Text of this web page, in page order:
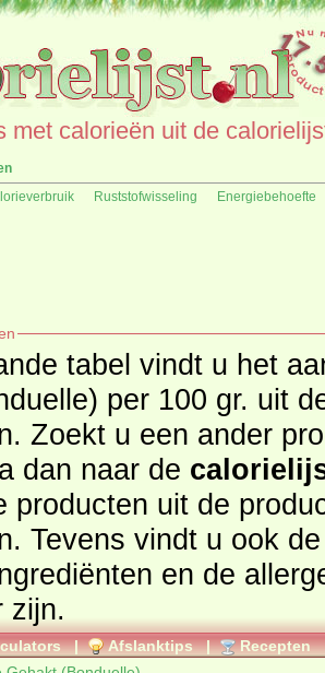
met calorieën uit de
Ruststofwisseling Energiebehoefte
tabel vindt u het
100 gr. uit de productgroep groente en
Zoekt u een ander
dan naar de
producten uit de
. Tevens vindt u ook de uitgebreide calorie
en de allergenen informatie
zijn.
| Afslanktips | Recepten